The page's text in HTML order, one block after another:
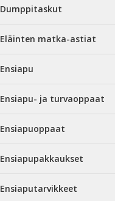
Dumppitaskut
Eläinten matka-astiat
Ensiapu
Ensiapu- ja turvaoppaat
Ensiapuoppaat
Ensiapupakkaukset
Ensiaputarvikkeet